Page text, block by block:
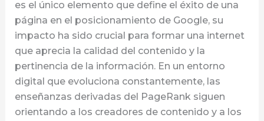
es el único elemento que define el éxito de una
página en el posicionamiento de Google, su
impacto ha sido crucial para formar una internet
que aprecia la calidad del contenido y la
pertinencia de la información. En un entorno
digital que evoluciona constantemente, las
enseñanzas derivadas del PageRank siguen
orientando a los creadores de contenido y a los